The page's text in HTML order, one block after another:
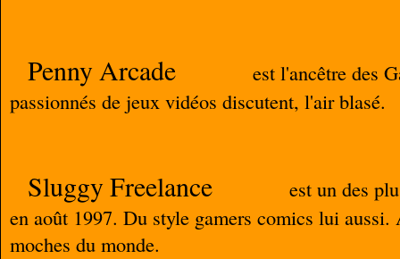
Penny Arcade
est l'ancêtre des
passionnés de jeux vidéos discutent, l'air blasé.
Sluggy Freelance
est un des
en août 1997. Du style gamers comics lui aussi.
moches du monde.